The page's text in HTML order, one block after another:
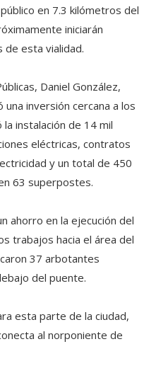
en 7.3 kilómetros del
iniciarán
esta vialidad.
Daniel González,
inversión cercana a los
instalación de 14 mil
eléctricas, contratos
y un total de 450
63 superpostes.
ahorro en la ejecución del
trabajos hacia el área del
37 arbotantes
del puente.
esta parte de la ciudad,
al norponiente de